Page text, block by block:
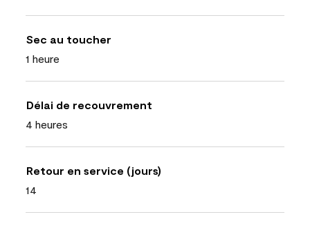
Sec au toucher
1 heure
Délai de recouvrement
4 heures
Retour en service (jours)
14